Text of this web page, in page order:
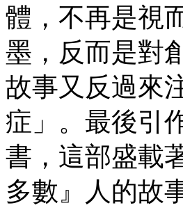
體，不再是視
墨，反而是對
故事又反過來
症」。最後引
書，這部盛載
多數』人的故